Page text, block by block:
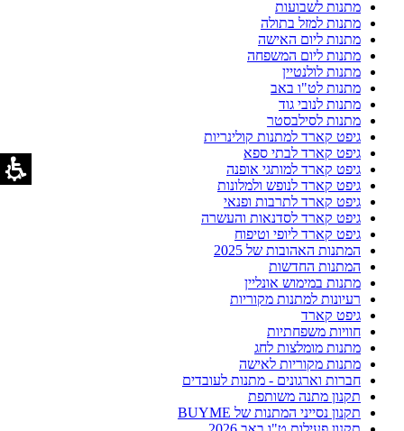
מתנות לשבועות
מתנות למזל בתולה
מתנות ליום האישה
מתנות ליום המשפחה
מתנות לולנטיין
מתנות לט"ו באב
מתנות לנובי גוד
מתנות לסילבסטר
גיפט קארד למתנות קולינריות
גיפט קארד לבתי ספא
גיפט קארד למותגי אופנה
גיפט קארד לנופש ולמלונות
גיפט קארד לתרבות ופנאי
גיפט קארד לסדנאות והעשרה
גיפט קארד ליופי וטיפוח
המתנות האהובות של 2025
המתנות החדשות
מתנות במימוש אונליין
רעיונות למתנות מקוריות
גיפט קארד
חוויות משפחתיות
מתנות מומלצות לחג
מתנות מקוריות לאישה
חברות וארגונים - מתנות לעובדים
תקנון מתנה משותפת
תקנון נסייני המתנות של BUYME